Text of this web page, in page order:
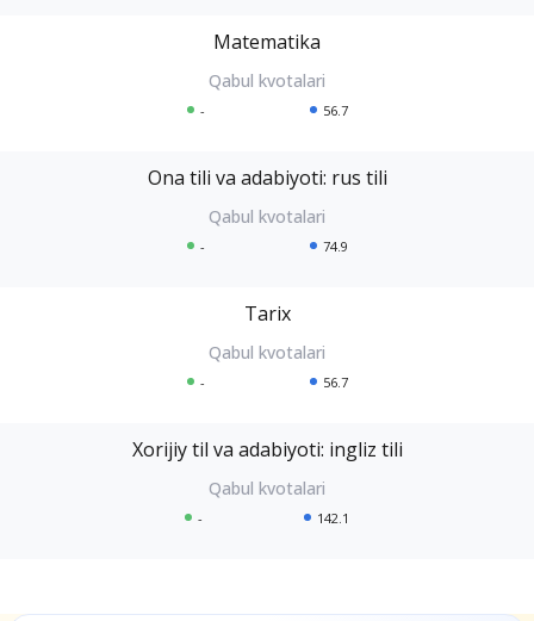
Matematika
- 56.7
Ona tili va adabiyoti: rus tili
- 74.9
Tarix
- 56.7
Xorijiy til va adabiyoti: ingliz tili
- 142.1